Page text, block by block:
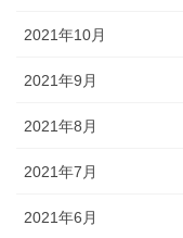
2021年10月
2021年9月
2021年8月
2021年7月
2021年6月